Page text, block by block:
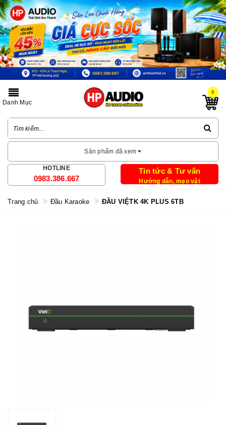
0
Danh Mục
Sản phẩm đã xem
HOTLINE
0983.386.667
Tin tức & Tư vấn
Hướng dẫn, mẹo vặt
Trang chủ Đầu Karaoke ĐẦU VIỆTK 4K PLUS 6TB